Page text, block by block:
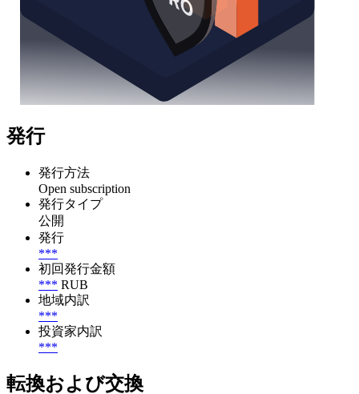
発行
発行方法
Open subscription
発行タイプ
公開
発行
***
初回発行金額
*** RUB
地域内訳
***
投資家内訳
***
転換および交換